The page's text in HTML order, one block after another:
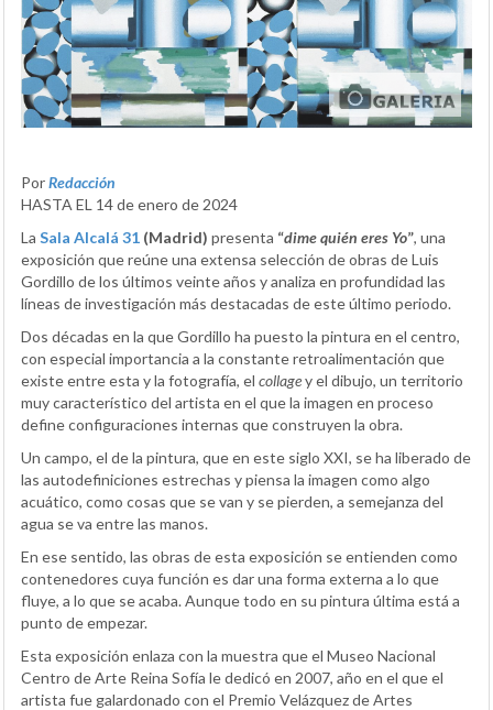
PorRedacción
HASTA EL 14 de enero de 2024
La Sala Alcalá 31 (Madrid) presenta “dime quién eres Yo”, una
exposición que reúne una extensa selección de obras de Luis
Gordillo de los últimos veinte años y analiza en profundidad las
líneas de investigación más destacadas de este último periodo.
Dos décadas en la que Gordillo ha puesto la pintura en el centro,
con especial importancia a la constante retroalimentación que
existe entre esta y la fotografía, el collagey el dibujo, un territorio
muy característico del artista en el que la imagen en proceso
define configuraciones internas que construyen la obra.
Un campo, el de la pintura, que en este siglo XXI, se ha liberado de
las autodefiniciones estrechas y piensa la imagen como algo
acuático, como cosas que se van y se pierden, a semejanza del
agua se va entre las manos.
En ese sentido, las obras de esta exposición se entienden como
contenedores cuya función es dar una forma externa a lo que
fluye, a lo que se acaba. Aunque todo en su pintura última está a
punto de empezar.
Esta exposición enlaza con la muestra que el Museo Nacional
Centro de Arte Reina Sofía le dedicó en 2007, año en el que el
artista fue galardonado con el Premio Velázquez de Artes